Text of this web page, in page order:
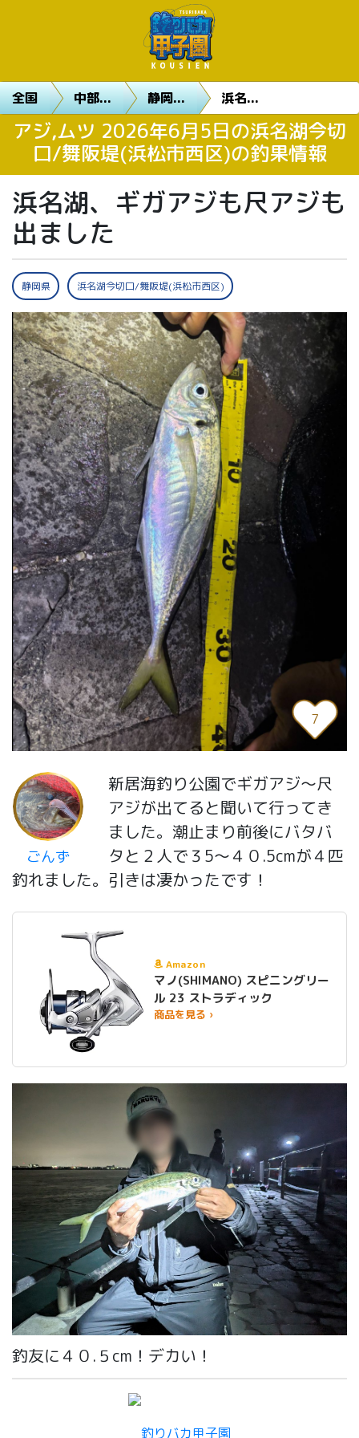
全国 中部... 静岡... 浜名...
アジ,ムツ 2026年6月5日の浜名湖今切
口/舞阪堤(浜松市西区)の釣果情報
浜名湖、ギガアジも尺アジも
出ました
静岡県 浜名湖今切口/舞阪堤(浜松市西区)
7
ごんず
新居海釣り公園でギガアジ〜尺
アジが出てると聞いて行ってき
ました。潮止まり前後にバタバ
タと２人で３5〜４０.5cmが４匹
釣れました。引きは凄かったです！
Amazon
マノ(SHIMANO) スピニングリー
ル 23 ストラディック
商品を見る ›
釣友に４０.５cm！デカい！